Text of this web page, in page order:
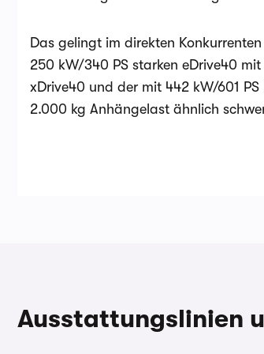
Das gelingt im direkten
250 kW/340 PS starken eDrive40
xDrive40 und der mit 442 kW/601
2.000 kg Anhängelast ähnlich
Ausstattungslinien